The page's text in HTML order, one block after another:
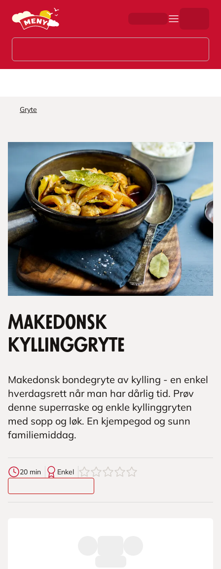
Hopp til hovedinnhold
Gryte
Makedonsk
kyllinggryte
Makedonsk bondegryte av kylling - en enkel
hverdagsrett når man har dårlig tid. Prøv
denne superraske og enkle kyllinggryten
med sopp og løk. En kjempegod og sunn
familiemiddag.
20 min Enkel 0av5stjerner